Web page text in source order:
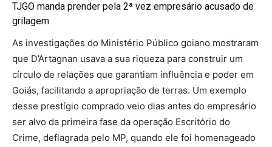
TJGO manda prender pela 2ª vez empresário acusado de
grilagem
As investigações do Ministério Público goiano mostraram
que D’Artagnan usava a sua riqueza para construir um
círculo de relações que garantiam influência e poder em
Goiás, facilitando a apropriação de terras. Um exemplo
desse prestígio comprado veio dias antes do empresário
ser alvo da primeira fase da operação Escritório do
Crime, deflagrada pelo MP, quando ele foi homenageado